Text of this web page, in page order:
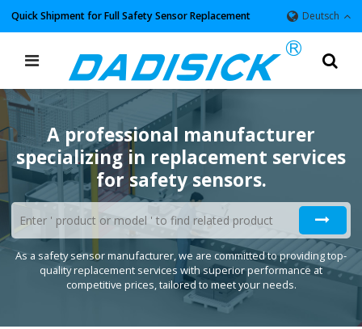
Quick Shipment for Full Safety Sensor Replacement Deutsch
A professional manufacturer
specializing in replacement services
for safety sensors.
As a safety sensor manufacturer, we are committed to providing top-
quality replacement services with superior performance at
competitive prices, tailored to meet your needs.